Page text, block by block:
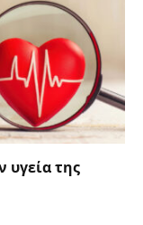
υγεία της